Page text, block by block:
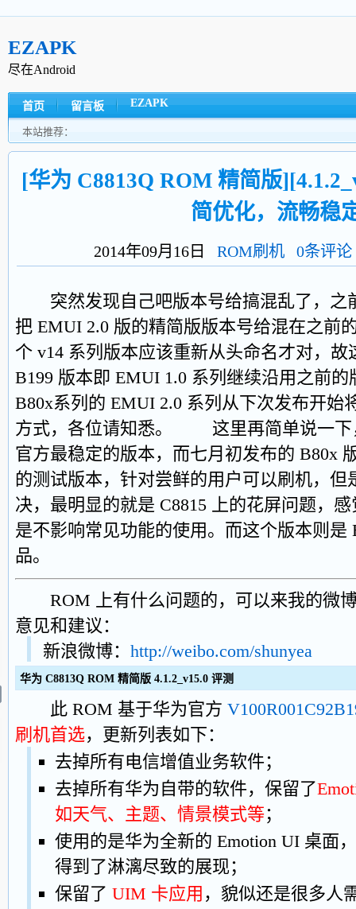
EZAPK
尽在Android
首页 留言板 EZAPK
本站推荐：
[华为 C8813Q ROM 精简版
简优化，流畅稳
2014年09月16日 ROM刷机 0条评论
突然发现自己吧版本号给搞混乱了，之
把 EMUI 2.0 版的精简版版本号给混在之前
个 v14 系列版本应该重新从头命名才对，
B199 版本即 EMUI 1.0 系列继续沿用之前
B80x系列的 EMUI 2.0 系列从下次发布开始
方式，各位请知悉。 这里再简单说一下
官方最稳定的版本，而七月初发布的 B80x
的测试版本，针对尝鲜的用户可以刷机，但
决，最明显的就是 C8815 上的花屏问题，
是不影响常见功能的使用。而这个版本则是
品。
ROM 上有什么问题的，可以来我的微
意见和建议：
新浪微博： http://weibo.com/shunyea
华为 C8813Q ROM 精简版 4.1.2_v15.0 评测
此 ROM 基于华为官方
刷机首选，更新列表如下：
去掉所有电信增值业务软件；
去掉所有华为自带的软件，保留了
如天气、主题、情景模式等；
使用的是华为全新的 Emotion UI 桌面
得到了淋漓尽致的展现；
保留了 UIM 卡应用 ，貌似还是很多人